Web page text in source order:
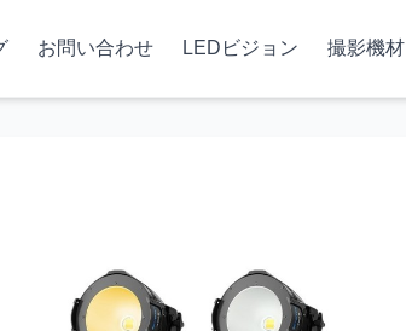
お問い合わせ LEDビジョン 撮影機材